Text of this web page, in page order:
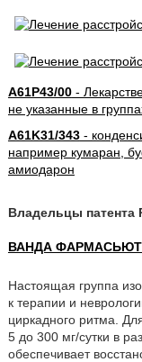
A61P43/00-
не указанные в
A61K31/343-
например кумаран,
амиодарон
Владельцы патента
ВАНДА
Настоящая группа
к терапии и
циркадного ритма.
5 до 300 мг/сутки в
обеспечивает